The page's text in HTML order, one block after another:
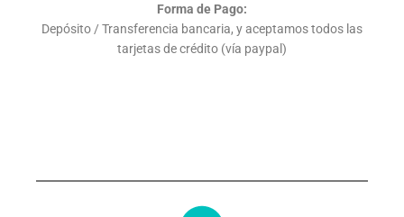
Forma de Pago:
Depósito / Transferencia bancaria, y aceptamos todos las
tarjetas de crédito (vía paypal)